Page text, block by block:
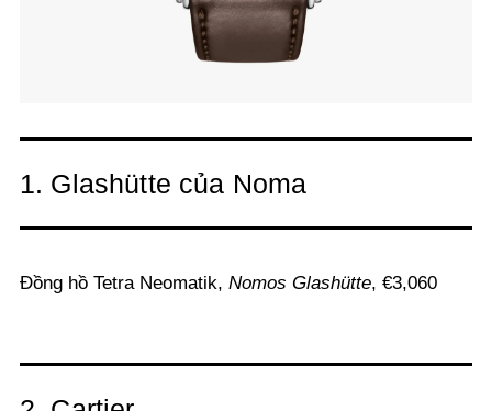
1. Glashütte của Noma
Đồng hồ Tetra Neomatik, Nomos Glashütte, €3,060